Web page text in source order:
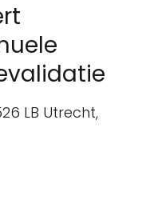
LB Utrecht,